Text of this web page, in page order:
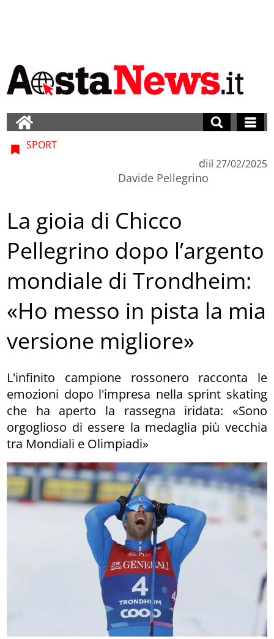
SPORT
di
Davide Pellegrino
il 27/02/2025
La gioia di Chicco
Pellegrino dopo l’argento
mondiale di Trondheim:
«Ho messo in pista la mia
versione migliore»
L'infinito campione rossonero racconta le
emozioni dopo l'impresa nella sprint skating
che ha aperto la rassegna iridata: «Sono
orgoglioso di essere la medaglia più vecchia
tra Mondiali e Olimpiadi»